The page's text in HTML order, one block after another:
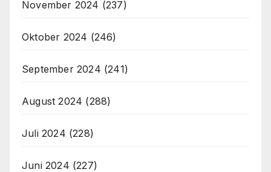
November 2024 (237)
Oktober 2024 (246)
September 2024 (241)
August 2024 (288)
Juli 2024 (228)
Juni 2024 (227)